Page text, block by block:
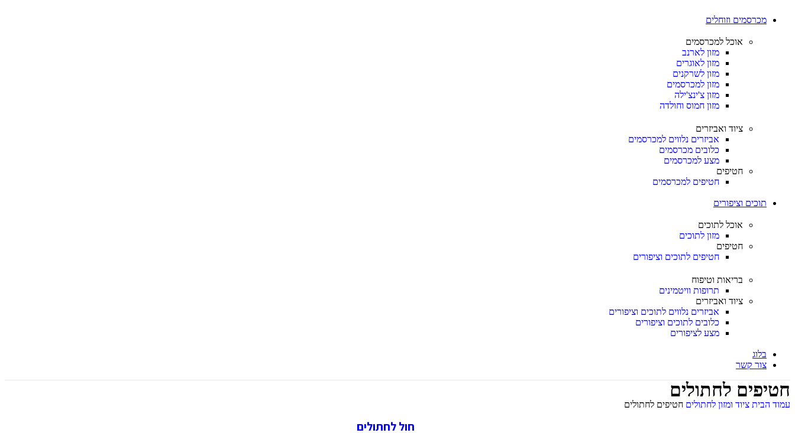
מכרסמים וזוחלים
אוכל למכרסמים
מזון לארנב
מזון לאוגרים
מזון לשרקנים
מזון למכרסמים
מזון צ'ינצ'ילה
מזון חמוס וחולדה
ציוד ואביזרים
אביזרים נלווים למכרסמים
כלובים מכרסמים
מצע למכרסמים
חטיפים
חטיפים למכרסמים
תוכים וציפורים
אוכל לתוכים
מזון לתוכים
חטיפים
חטיפים לתוכים וציפורים
בריאות וטיפוח
תרופות וויטמינים
ציוד ואביזרים
אביזרים נלווים לתוכים וציפורים
כלובים לתוכים וציפורים
מצע לציפורים
בלוג
צור קשר
חטיפים לחתולים
עמוד הבית ציוד ומזון לחתולים חטיפים לחתולים
חול לחתולים